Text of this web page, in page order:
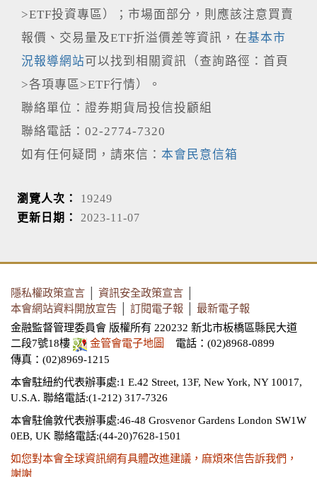
>ETF投資專區）；市場面部分，則應該注意買賣
報價、交易量及ETF折溢價差等資訊，在基本市
況報導網站可以找到相關資訊（查詢路徑：首頁
>各項專區>ETF行情）。
聯絡單位：證券期貨局投信投顧組
聯絡電話：02-2774-7320
如有任何疑問，請來信： 本會民意信箱
瀏覽人次： 19249
更新日期： 2023-11-07
隱私權政策宣言 資訊安全政策宣言
本會網站資料開放宣告
訂閱電子報
最新電子報
金融監督管理委員會 版權所有 220232 新北市板橋區縣民大道
二段7號18樓
金管會電子地圖
電話：(02)8968-0899
傳真：(02)8969-1215
本會駐紐約代表辦事處:1 E.42 Street, 13F, New York, NY 10017,
U.S.A. 聯絡電話:(1-212) 317-7326
本會駐倫敦代表辦事處:46-48 Grosvenor Gardens London SW1W
0EB, UK 聯絡電話:(44-20)7628-1501
如您對本會全球資訊網有具體改進建議，麻煩來信告訴我們，
謝謝